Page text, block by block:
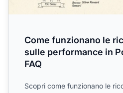
Come funzionano le
sulle performance in
FAQ
Scopri come funzionano le